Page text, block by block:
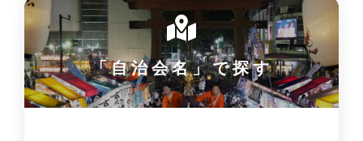
「自治会名」で探す